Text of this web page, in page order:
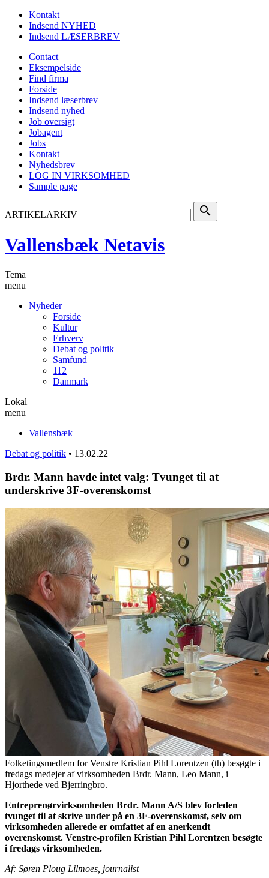
Kontakt
Indsend NYHED
Indsend LÆSERBREV
Contact
Eksempelside
Find firma
Forside
Indsend læserbrev
Indsend nyhed
Job oversigt
Jobagent
Jobs
Kontakt
Nyhedsbrev
LOG IN VIRKSOMHED
Sample page
ARTIKELARKIV search
Vallensbæk Netavis
Tema
menu
Nyheder
Forside
Kultur
Erhverv
Debat og politik
Samfund
112
Danmark
Lokal
menu
Vallensbæk
Debat og politik • 13.02.22
Brdr. Mann havde intet valg: Tvunget til at
underskrive 3F-overenskomst
Folketingsmedlem for Venstre Kristian Pihl Lorentzen (th) besøgte i
fredags medejer af virksomheden Brdr. Mann, Leo Mann, i
Hjorthede ved Bjerringbro.
Entreprenørvirksomheden Brdr. Mann A/S blev forleden
tvunget til at skrive under på en 3F-overenskomst, selv om
virksomheden allerede er omfattet af en anerkendt
overenskomst. Venstre-profilen Kristian Pihl Lorentzen besøgte
i fredags virksomheden.
Af: Søren Ploug Lilmoes, journalist